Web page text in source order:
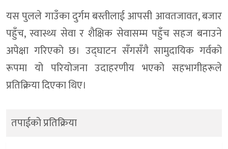
यस पुलले गाउँका दुर्गम बस्तीलाई आपसी आवतजावत, बजार
पहुँच, स्वास्थ्य सेवा र शैक्षिक सेवासम्म पहुँच सहज बनाउने
अपेक्षा गरिएको छ। उद्घाटन सँगसँगै सामुदायिक गर्वको
रूपमा यो परियोजना उदाहरणीय भएको सहभागीहरूले
प्रतिक्रिया दिएका थिए।
तपाईको प्रतिक्रिया